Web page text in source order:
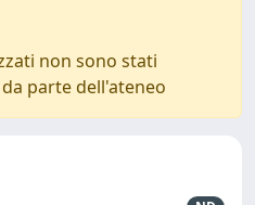
non sono stati
parte dell'ateneo